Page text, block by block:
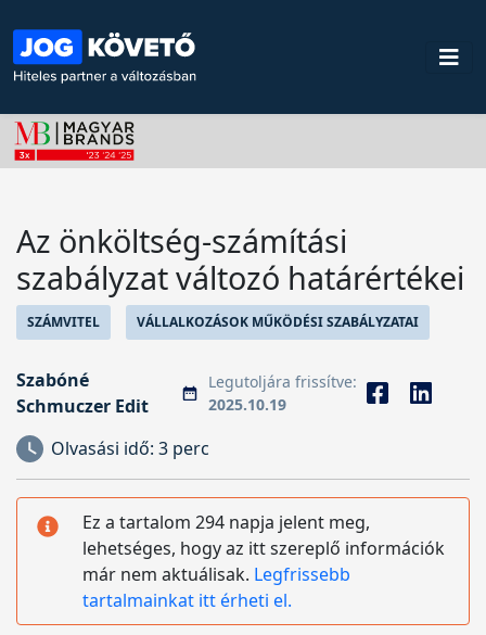
Az önköltség-számítási
szabályzat változó határértékei
SZÁMVITEL VÁLLALKOZÁSOK MŰKÖDÉSI SZABÁLYZATAI
Szabóné
Schmuczer Edit
Legutoljára frissítve:
2025.10.19
Olvasási idő: 3 perc
Ez a tartalom 294 napja jelent meg,
lehetséges, hogy az itt szereplő információk
már nem aktuálisak. Legfrissebb
tartalmainkat itt érheti el.